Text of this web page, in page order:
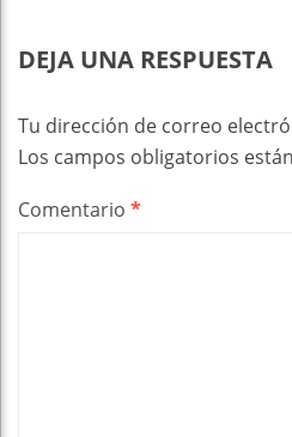
DEJA UNA RESPUESTA
Tu dirección de correo
Los campos obligatorios
Comentario *